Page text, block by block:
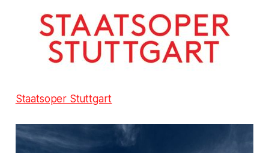
Staatsoper Stuttgart